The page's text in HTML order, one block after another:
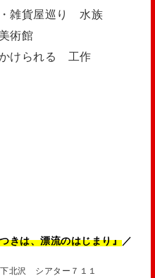
雑貨屋巡り 水族
術館
けられる 工作
きは、漂流のはじまり』／
北沢 シアター７１１